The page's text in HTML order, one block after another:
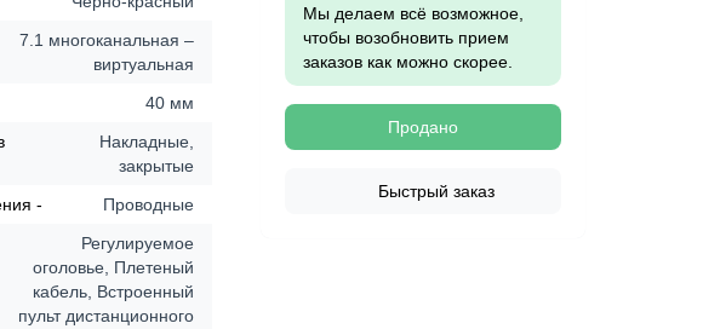
7.1 многоканальная –
виртуальная
40 мм
Накладные,
закрытые
-
Проводные
Регулируемое
оголовье, Плетеный
кабель, Встроенный
пульт дистанционного
Мы делаем всё возможное,
чтобы возобновить прием
заказов как можно скорее.
Продано
Быстрый заказ